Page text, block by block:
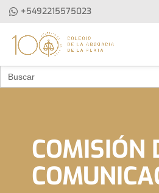
+5492215575023
Buscar:
COMISIÓN